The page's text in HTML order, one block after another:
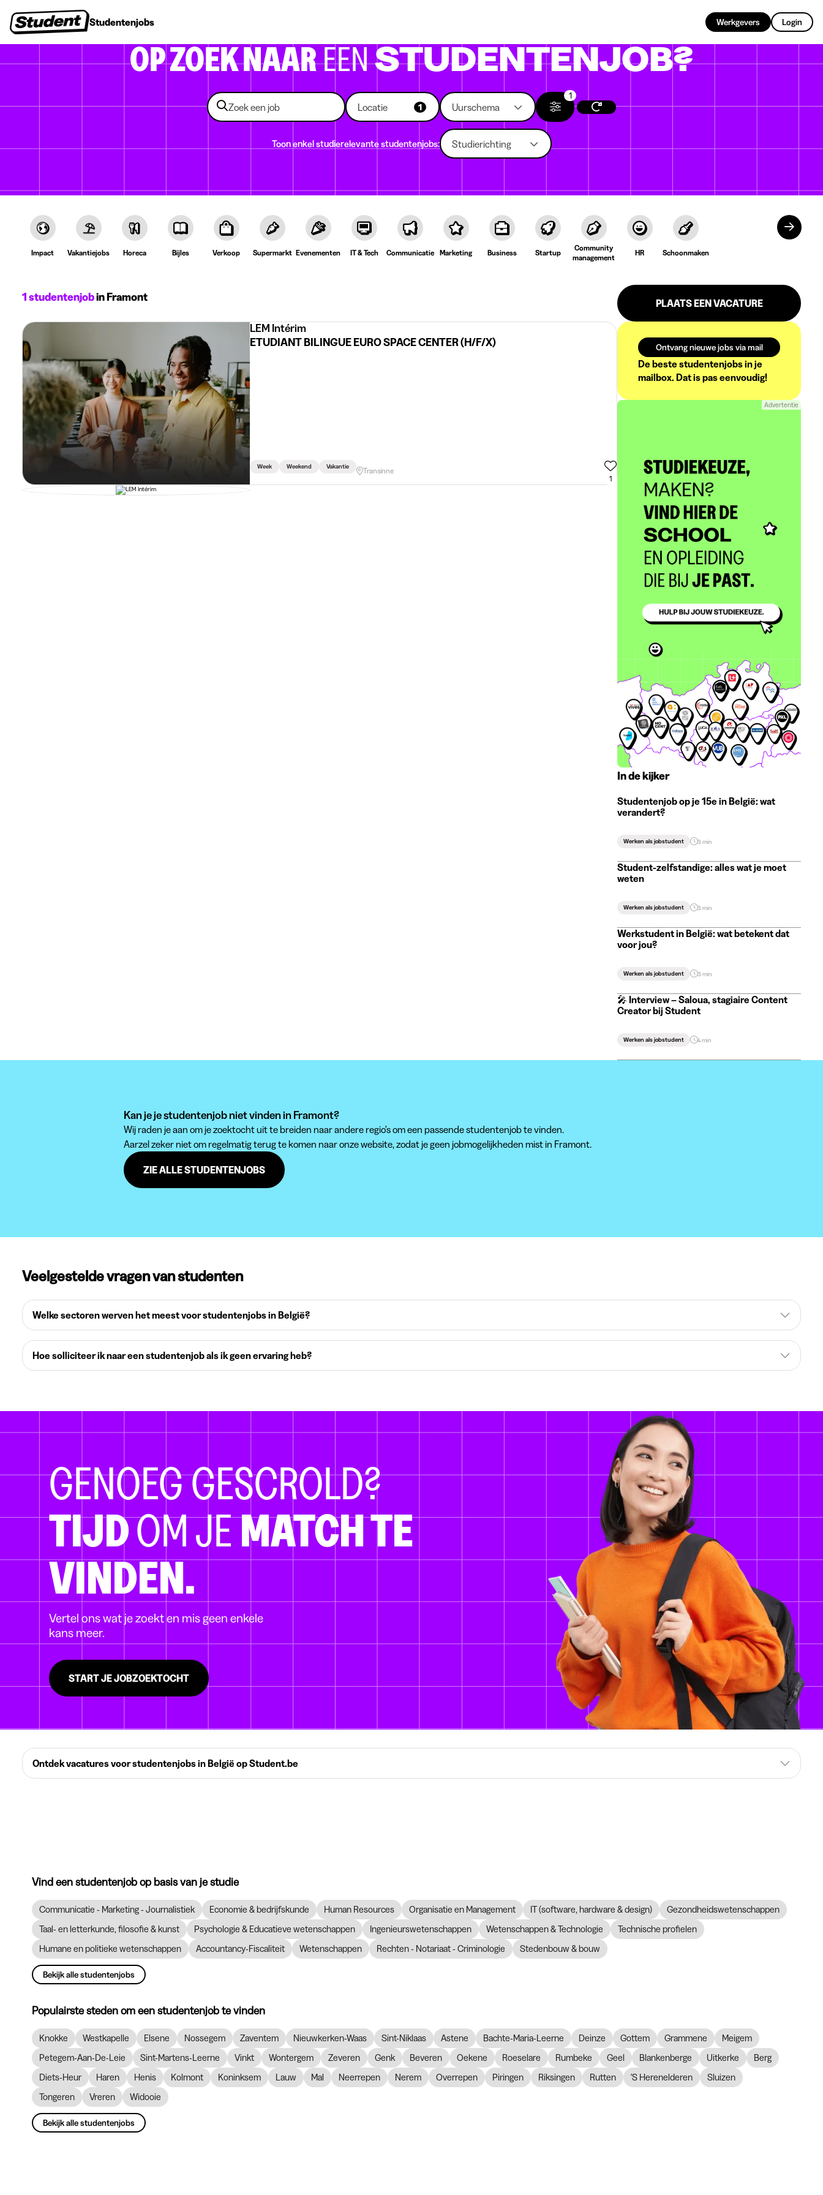
Studentenjobs Werkgevers Login
OP ZOEK NAAREENSTUDENTENJOB?
Locatie 1 Uurschema
1
Toon enkel studierelevante studentenjobs: Studierichting
Impact Vakantiejobs Horeca Bijles Verkoop Supermarkt Evenementen IT & Tech Communicatie Marketing Business Startup
Community
management
HR Schoonmaken
1 studentenjobin Framont
LEM Intérim
ETUDIANT BILINGUE EURO SPACE CENTER (H/F/X)
Week Weekend Vakantie
Transinne
1
PLAATS EEN VACATURE
Ontvang nieuwe jobs via mail
De beste studentenjobs in je
mailbox. Dat is pas eenvoudig!
Advertentie
In de kijker
Studentenjob op je 15e in België: wat
verandert?
Werken als jobstudent 3 min
Student-zelfstandige: alles wat je moet
weten
Werken als jobstudent 3 min
Werkstudent in België: wat betekent dat
voor jou?
Werken als jobstudent 3 min
🎤 Interview – Saloua, stagiaire Content
Creator bij Student
Werken als jobstudent 4 min
Kan je je studentenjob niet vinden in Framont?
Wij raden je aan om je zoektocht uit te breiden naar andere regio's om een passende studentenjob te vinden.
Aarzel zeker niet om regelmatig terug te komen naar onze website, zodat je geen jobmogelijkheden mist in Framont.
ZIE ALLE STUDENTENJOBS
Veelgestelde vragen van studenten
Welke sectoren werven het meest voor studentenjobs in België?
Hoe solliciteer ik naar een studentenjob als ik geen ervaring heb?
GENOEG GESCROLD?
TIJDOM JEMATCH TE
VINDEN.
Vertel ons wat je zoekt en mis geen enkele
kans meer.
START JE JOBZOEKTOCHT
Ontdek vacatures voor studentenjobs in België op Student.be
Vind een studentenjob op basis van je studie
Communicatie - Marketing - Journalistiek Economie & bedrijfskunde Human Resources Organisatie en Management IT (software, hardware & design)
Gezondheidswetenschappen
Taal- en letterkunde, filosofie & kunst
Psychologie & Educatieve wetenschappen Ingenieurswetenschappen Wetenschappen & Technologie
Technische profielen
Humane en politieke wetenschappen
Accountancy-Fiscaliteit Wetenschappen Rechten - Notariaat - Criminologie Stedenbouw & bouw
Bekijk alle studentenjobs
Populairste steden om een studentenjob te vinden
Knokke Westkapelle Elsene Nossegem Zaventem Nieuwkerken-Waas Sint-Niklaas Astene Bachte-Maria-Leerne Deinze Gottem Grammene
Meigem
Petegem-Aan-De-Leie
Sint-Martens-Leerne Vinkt Wontergem Zeveren Genk Beveren Oekene Roeselare Rumbeke Geel Blankenberge Uitkerke
Berg
Diets-Heur
Haren Henis Kolmont Koninksem Lauw Mal Neerrepen Nerem Overrepen Piringen Riksingen Rutten 'S Herenelderen
Sluizen
Tongeren
Vreren Widooie
Bekijk alle studentenjobs